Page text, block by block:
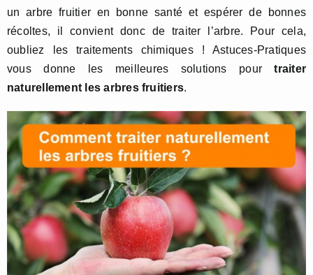
un arbre fruitier en bonne santé et espérer de bonnes
récoltes, il convient donc de traiter l’arbre. Pour cela,
oubliez les traitements chimiques ! Astuces-Pratiques
vous donne les meilleures solutions pourtraiter
naturellement les arbres fruitiers.